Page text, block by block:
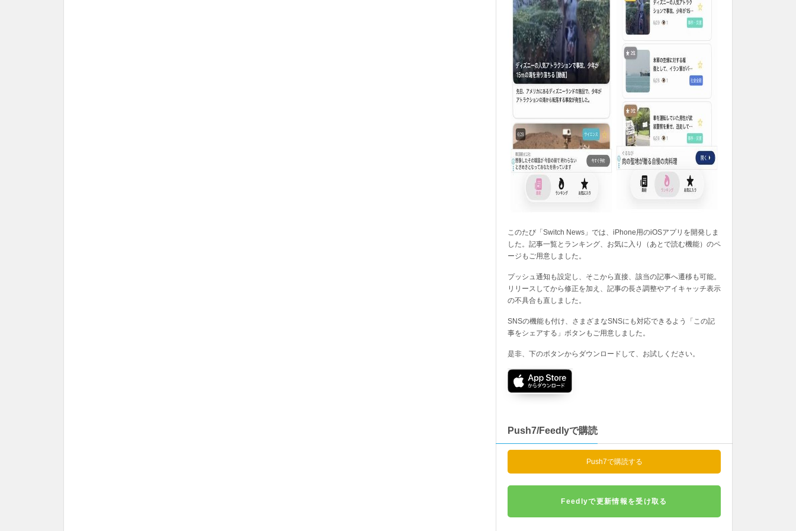
このたび「Switch News」では、iPhone用のiOSアプリを開発しま
した。記事一覧とランキング、お気に入り（あとで読む機能）のペ
ージもご用意しました。
プッシュ通知も設定し、そこから直接、該当の記事へ遷移も可能。
リリースしてから修正を加え、記事の長さ調整やアイキャッチ表示
の不具合も直しました。
SNSの機能も付け、さまざまなSNSにも対応できるよう「この記
事をシェアする」ボタンもご用意しました。
是非、下のボタンからダウンロードして、お試しください。
Push7/Feedlyで購読
Push7で購読する
Feedlyで更新情報を受け取る